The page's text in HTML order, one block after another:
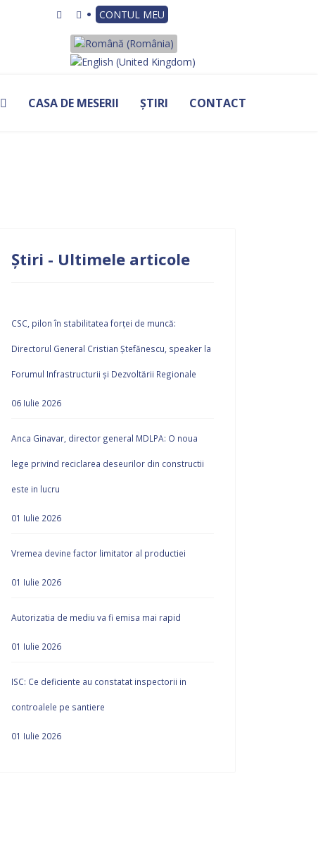
CONTUL MEU
Selectați limba dvs
CASA DE MESERII ȘTIRI CONTACT
Știri - Ultimele articole
CSC, pilon în stabilitatea forței de muncă:
Directorul General Cristian Ștefănescu, speaker la
Forumul Infrastructurii și Dezvoltării Regionale
06 Iulie 2026
Anca Ginavar, director general MDLPA: O noua
lege privind reciclarea deseurilor din constructii
este in lucru
01 Iulie 2026
Vremea devine factor limitator al productiei
01 Iulie 2026
Autorizatia de mediu va fi emisa mai rapid
01 Iulie 2026
ISC: Ce deficiente au constatat inspectorii in
controalele pe santiere
01 Iulie 2026